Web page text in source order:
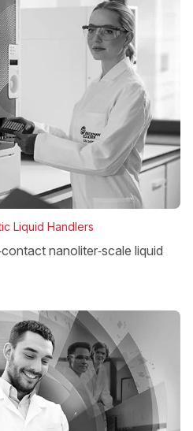
Liquid Handlers
nanoliter‑scale liquid